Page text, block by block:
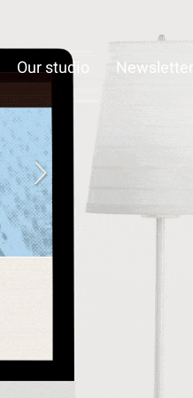
Our studio Newsletter